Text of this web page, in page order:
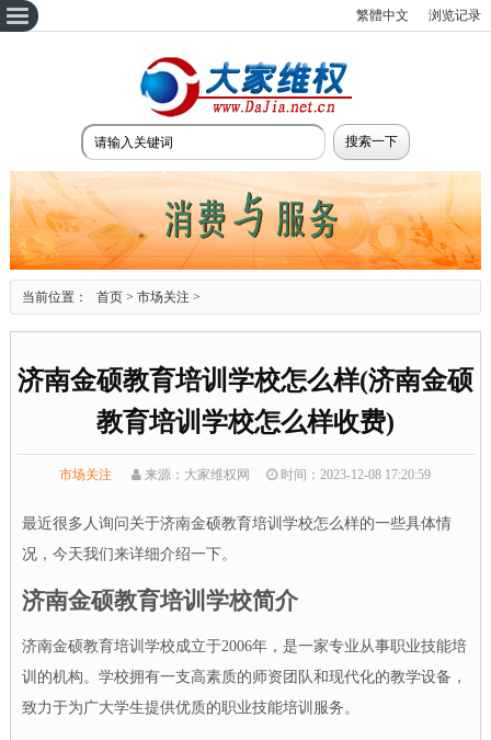
繁體中文 浏览记录
当前位置： 首页> 市场关注 >
济南金硕教育培训学校怎么样(济南金硕
教育培训学校怎么样收费)
市场关注 来源：大家维权网 时间：2023-12-08 17:20:59
最近很多人询问关于济南金硕教育培训学校怎么样的一些具体情
况，今天我们来详细介绍一下。
济南金硕教育培训学校简介
济南金硕教育培训学校成立于2006年，是一家专业从事职业技能培
训的机构。学校拥有一支高素质的师资团队和现代化的教学设备，
致力于为广大学生提供优质的职业技能培训服务。